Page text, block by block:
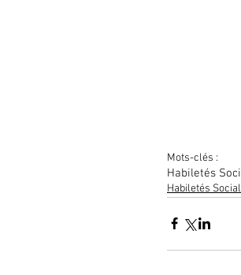
Mots-clés :
Habiletés
Habiletés